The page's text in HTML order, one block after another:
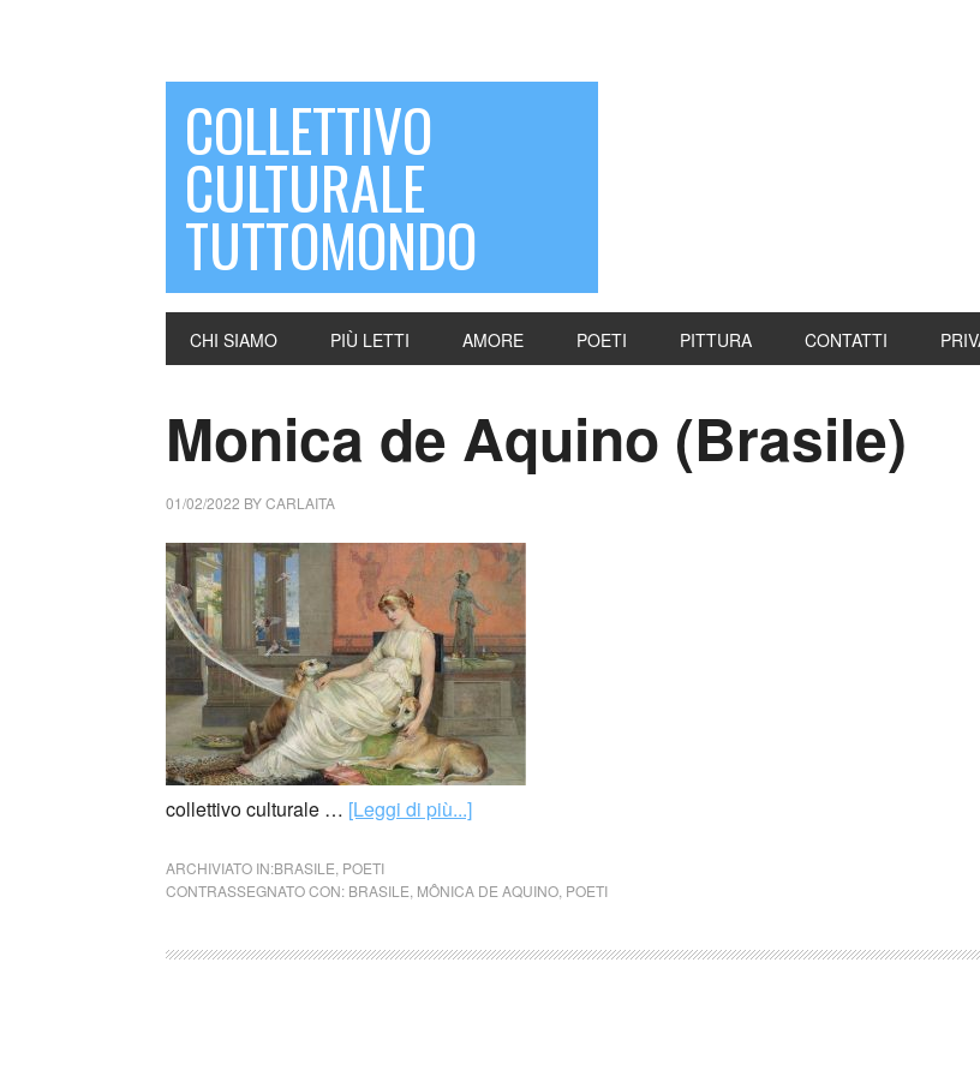
COLLETTIVO
CULTURALE
TUTTOMONDO
CHI SIAMO PIÙ LETTI AMORE POETI PITTURA CONTATTI
Monica de Aquino (Brasile)
01/02/2022 BYCARLAITA
collettivo culturale … [Leggi di più...]
ARCHIVIATO IN:BRASILE POETI
CONTRASSEGNATO CON: BRASILE MÔNICA DE AQUINO POETI